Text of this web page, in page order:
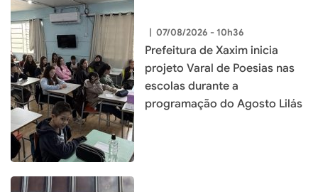
| 07/08/2026 - 10h36
Prefeitura de Xaxim inicia
projeto Varal de Poesias nas
escolas durante a
programação do Agosto Lilás